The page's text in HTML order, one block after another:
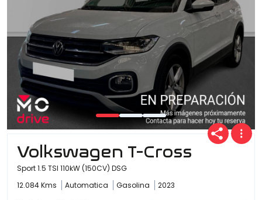
Volkswagen T-Cross
Sport 1.5 TSI 110kW (150CV) DSG
12.084 Kms
Automatica Gasolina 2023